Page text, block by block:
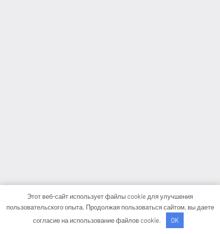
Этот веб-сайт использует файлы cookie для улучшения
пользовательского опыта. Продолжая пользоваться сайтом, вы даете
согласие на использование файлов cookie.
OK